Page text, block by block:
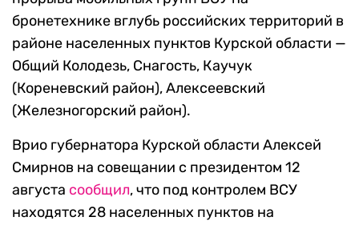
бронетехнике вглубь российских территорий в
районе населенных пунктов Курской области —
Общий Колодезь, Снагость, Каучук
(Кореневский район), Алексеевский
(Железногорский район).
Врио губернатора Курской области Алексей
Смирнов на совещании с президентом 12
августа сообщил, что под контролем ВСУ
находятся 28 населенных пунктов на